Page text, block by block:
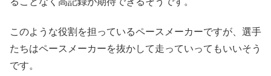
このような役割を担っているペースメーカーですが、選手
たちはペースメーカーを抜かして走っていってもいいそう
です。